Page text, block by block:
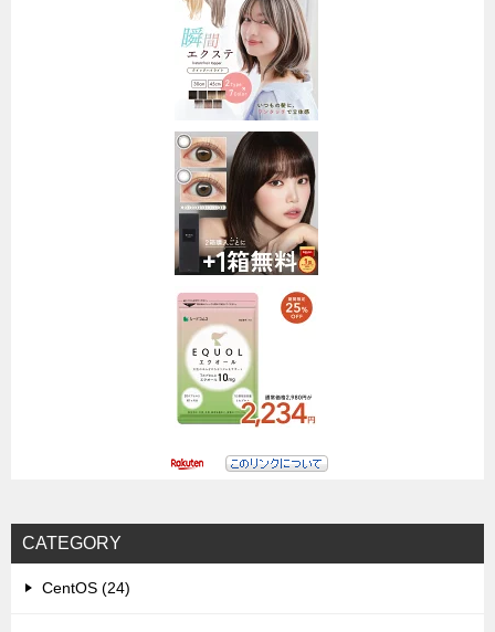
CATEGORY
CentOS (24)